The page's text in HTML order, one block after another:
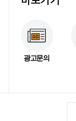
광고문의